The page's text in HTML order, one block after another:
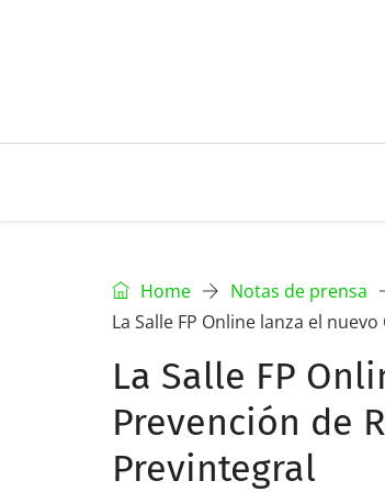
Home
Notas de prensa
La Salle FP Online lanza el
La Salle FP
Prevención de
Previntegral